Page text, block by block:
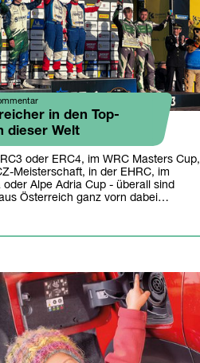
in den Top-
dieser Welt
oder ERC4, im WRC Masters Cup,
Meisterschaft, in der EHRC, im
oder Alpe Adria Cup - überall sind
Österreich ganz vorn dabei…